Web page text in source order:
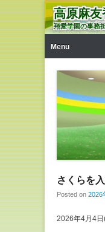
高原麻
翔愛学園の事務
Menu
さくらを
Posted on 2026
2026年4月4日